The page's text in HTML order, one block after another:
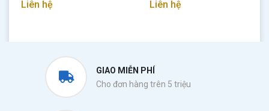
Liên hệ Liên hệ
GIAO MIỄN PHÍ
Cho đơn hàng trên 5 triệu